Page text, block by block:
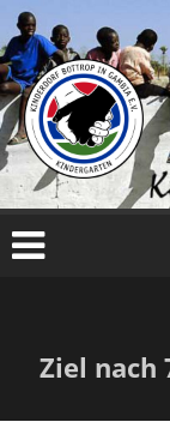
Zum
Inhalt
springen
Ziel